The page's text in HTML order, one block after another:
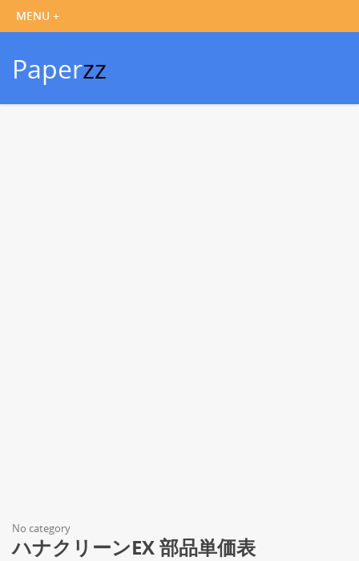
Paperzz
No category
ハナクリーンEX 部品単価表